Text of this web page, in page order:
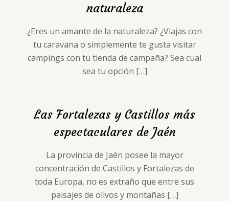
naturaleza
¿Eres un amante de la naturaleza? ¿Viajas con
tu caravana o simplemente te gusta visitar
campings con tu tienda de campaña? Sea cual
sea tu opción […]
Las Fortalezas y Castillos más
espectaculares de Jaén
La provincia de Jaén posee la mayor
concentración de Castillos y Fortalezas de
toda Europa, no es extraño que entre sus
paisajes de olivos y montañas […]